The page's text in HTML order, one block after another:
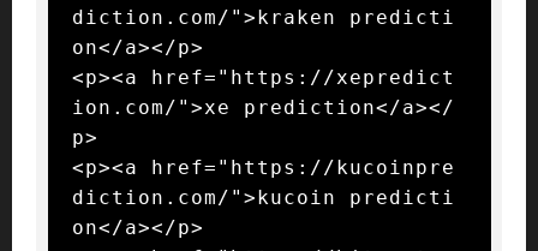
diction.com/">kraken predicti
on</a></p>
<p><a href="https://xepredict
ion.com/">xe prediction</a></
p>
<p><a href="https://kucoinpre
diction.com/">kucoin predicti
on</a></p>